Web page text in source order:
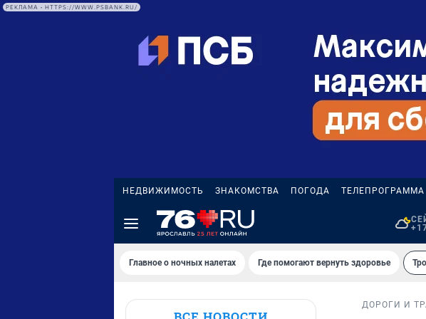
РЕКЛАМА • HTTPS://WWW.PSBANK.RU/
НЕДВИЖИМОСТЬ ЗНАКОМСТВА ПОГОДА ТЕЛЕПРОГРАММА
Главное о ночных налетах Где помогают вернуть здоровье
ДОРОГИ И